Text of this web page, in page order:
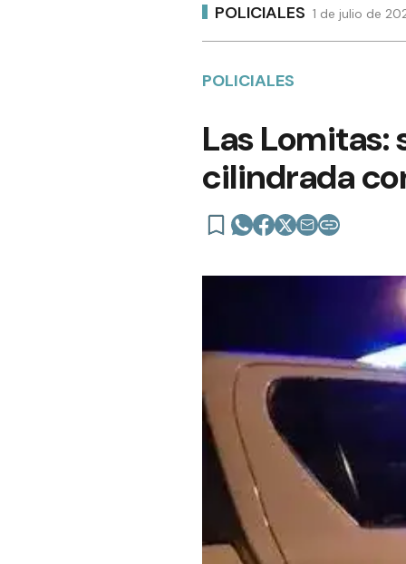
POLICIALES 1 de julio de
POLICIALES
Las
cilindrada